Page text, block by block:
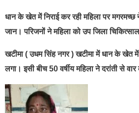
धान के खेत में निराई कर रही महिला पर
जान। परिजनों ने महिला को उप जिला
खटीमा ( उधम सिंह नगर ) खटीमा में धान के खेत
लगा। इसी बीच 50 वर्षीय महिला ने दरांती से